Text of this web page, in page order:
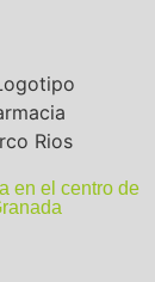
en el centro de